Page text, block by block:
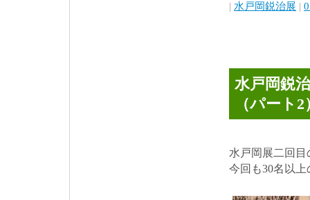
| 水戸岡鋭治展 |
水戸岡鋭
（パート2
水戸岡展二回
今回も30名以